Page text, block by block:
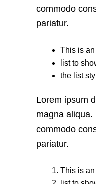
commodo
pariatur.
This is
list to
the list
Lorem ipsum
magna
commodo
pariatur.
This is